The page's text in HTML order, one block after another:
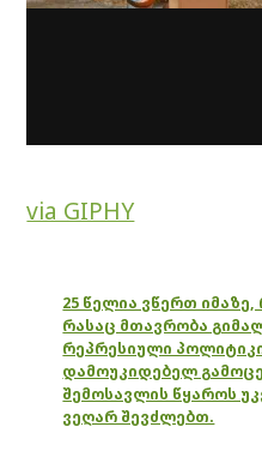
via GIPHY
25 წელია ვწერთ იმაზე,
რასაც მთავრობა
რეპრესიული
დამოუკიდებელ
შემოსავლის წყაროს
ვეღარ შევძლებთ.